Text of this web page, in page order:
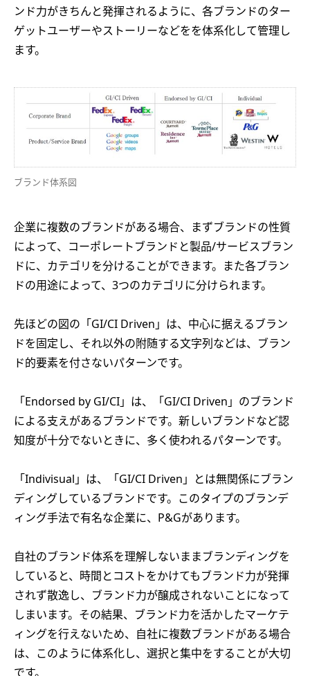
ンド力がきちんと発揮されるように、各ブランドのター
ゲットユーザーやストーリーなどをを体系化して管理し
ます。
ブランド体系図
企業に複数のブランドがある場合、まずブランドの性質
によって、コーポレートブランドと製品/サービスブラン
ドに、カテゴリを分けることができます。また各ブラン
ドの用途によって、3つのカテゴリに分けられます。
先ほどの図の「GI/CI Driven」は、中心に据えるブラン
ドを固定し、それ以外の附随する文字列などは、ブラン
ド的要素を付さないパターンです。
「Endorsed by GI/CI」は、「GI/CI Driven」のブランド
による支えがあるブランドです。新しいブランドなど認
知度が十分でないときに、多く使われるパターンです。
「Indivisual」は、「GI/CI Driven」とは無関係にブラン
ディングしているブランドです。このタイプのブランデ
ィング手法で有名な企業に、P&Gがあります。
自社のブランド体系を理解しないままブランディングを
していると、時間とコストをかけてもブランド力が発揮
されず散逸し、ブランド力が醸成されないことになって
しまいます。その結果、ブランド力を活かしたマーケテ
ィングを行えないため、自社に複数ブランドがある場合
は、このように体系化し、選択と集中をすることが大切
です。